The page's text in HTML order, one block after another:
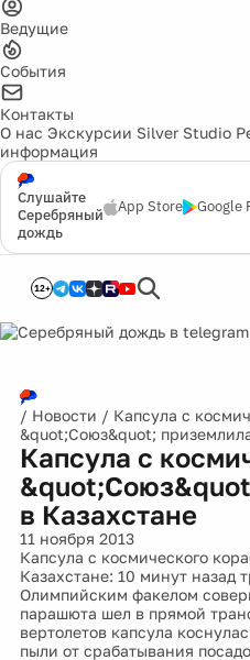
Ведущие
События
Контакты
О нас Экскурсии Silver Studio
информация
Слушайте
Серебряный
дождь
App Store Google
12+
/ Новости / Капсула с
&quot;Союз&quot;
Капсула с
в Казахстане
11 ноября 2013
Капсула с космического
Казахстане: 10 минут назад
Олимпийским факелом
парашюта шел в прямой
вертолетов капсула
пыли от срабатывания